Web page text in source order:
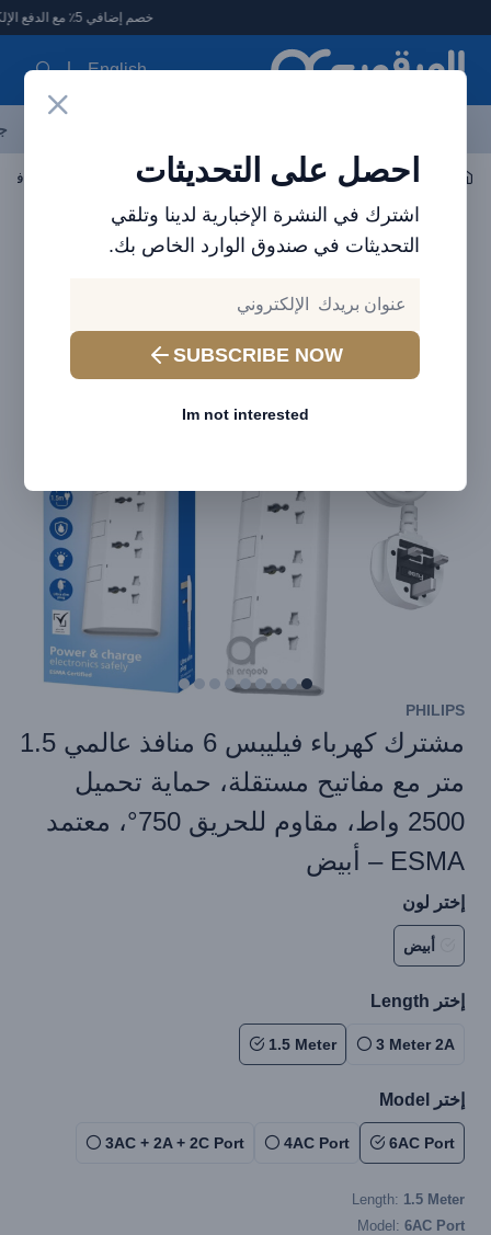
العرقوب - متجر الإلكترونيات في الإمارات
خصم إضافي 5٪ مع الدفع الإلكتروني
English
احصل على التحديثات
اشترك في النشرة الإخبارية لدينا وتلقي
التحديثات في صندوق الوارد الخاص بك.
SUBSCRIBE NOW
Im not interested
حلول الطاقة موصل كهربائي
PHILIPS
مشترك كهرباء فيليبس 6 منافذ عالمي 1.5
متر مع مفاتيح مستقلة، حماية تحميل
2500 واط، مقاوم للحريق 750°، معتمد
ESMA – أبيض
إختر لون
أبيض
إختر Length
3 Meter 2A
1.5 Meter
إختر Model
6AC Port
4AC Port
3AC + 2A + 2C Port
Length: 1.5 Meter
Model: 6AC Port